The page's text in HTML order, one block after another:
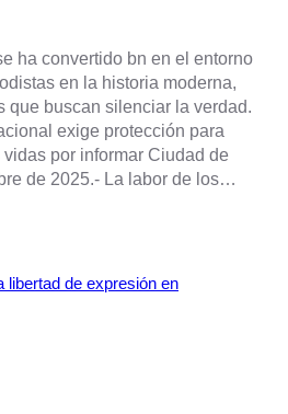
ha convertido bn en el entorno
en la historia moderna,
que buscan silenciar la verdad.
exige protección para
por informar Ciudad de
de 2025.- La labor de los…